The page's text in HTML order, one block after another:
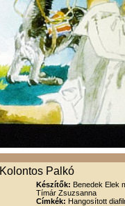
Kolontos Palkó
Készítők: Benedek Elek
Tímár Zsuzsanna
Címkék: Hangosított